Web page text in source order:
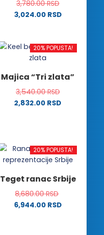
proizvoda.
3,780.00RSD
3,024.00 RSD
ima
više
Opcije
mogu
biti
proizvoda.
20% POPUSTA!
Majica “Tri zlata”
3,540.00RSD
2,832.00 RSD
više
varijanti.
mogu
biti
izabrane
20% POPUSTA!
Teget ranac Srbije
8,680.00RSD
6,944.00 RSD